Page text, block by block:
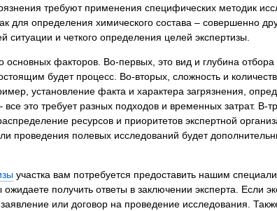
требуют применения специфических методик
для определения химического состава – совершенно
и четкого определения целей экспертизы.
основных факторов. Во-первых, это вид и глубина
будет процесс. Во-вторых, сложность и
установление факта и характера загрязнения,
это требует разных подходов и временных затрат. В-
ресурсов и приоритетов экспертной
проведения полевых исследований будет
участка вам потребуется предоставить нашим
получить ответы в заключении эксперта. Если
или договор на проведение исследования.